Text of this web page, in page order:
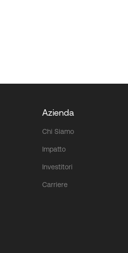
Azienda
Chi Siamo
Impatto
Investitori
Carriere